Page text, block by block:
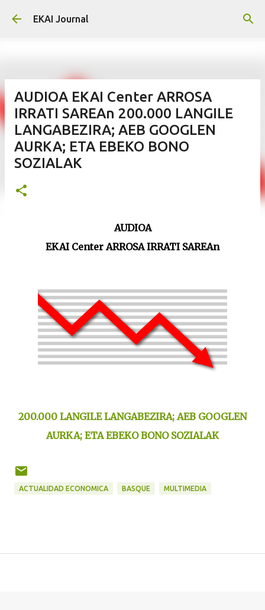
EKAI Journal
AUDIOA EKAI Center ARROSA
IRRATI SAREAn 200.000 LANGILE
LANGABEZIRA; AEB GOOGLEN
AURKA; ETA EBEKO BONO
SOZIALAK
AUDIOA
EKAI Center ARROSA IRRATI SAREAn
200.000 LANGILE LANGABEZIRA; AEB GOOGLEN
AURKA; ETA EBEKO BONO SOZIALAK
ACTUALIDAD ECONOMICA BASQUE MULTIMEDIA